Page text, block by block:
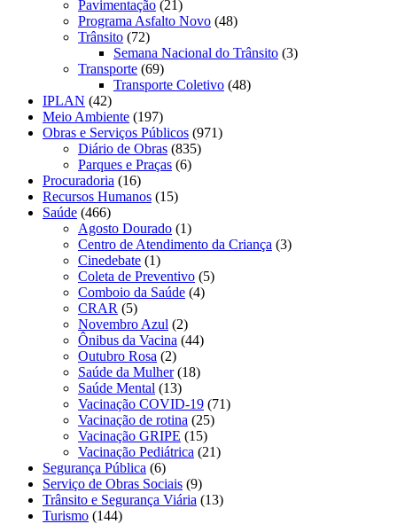
Pavimentação (21)
Programa Asfalto Novo (48)
Trânsito (72)
Semana Nacional do Trânsito (3)
Transporte (69)
Transporte Coletivo (48)
IPLAN (42)
Meio Ambiente (197)
Obras e Serviços Públicos (971)
Diário de Obras (835)
Parques e Praças (6)
Procuradoria (16)
Recursos Humanos (15)
Saúde (466)
Agosto Dourado (1)
Centro de Atendimento da Criança (3)
Cinedebate (1)
Coleta de Preventivo (5)
Comboio da Saúde (4)
CRAR (5)
Novembro Azul (2)
Ônibus da Vacina (44)
Outubro Rosa (2)
Saúde da Mulher(18)
Saúde Mental (13)
Vacinação COVID-19 (71)
Vacinação de rotina (25)
Vacinação GRIPE (15)
Vacinação Pediátrica (21)
Segurança Pública (6)
Serviço de Obras Sociais (9)
Trânsito e Segurança Viária (13)
Turismo (144)